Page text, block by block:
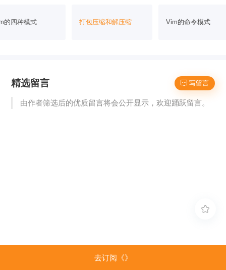
的四种模式 打包压缩和解压缩 Vim的命令模式
 写留言
精选留言
由作者筛选后的优质留言将会公开显示，欢迎踊跃留言。
去订阅《》
